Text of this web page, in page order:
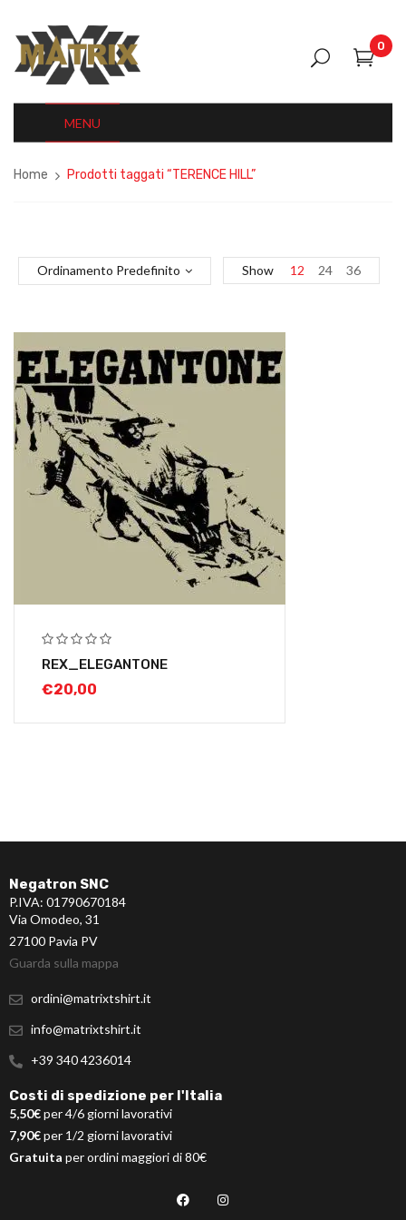
0
MENU
Home Prodotti taggati “TERENCE HILL”
Ordinamento Predefinito Show 12 24 36
REX_ELEGANTONE
€20,00
Negatron SNC
P.IVA: 01790670184
Via Omodeo, 31
27100 Pavia PV
Guarda sulla mappa
ordini@matrixtshirt.it
info@matrixtshirt.it
+39 340 4236014
Costi di spedizione per l'Italia
5,50€per 4/6 giorni lavorativi
7,90€per 1/2 giorni lavorativi
Gratuita per ordini maggiori di 80€